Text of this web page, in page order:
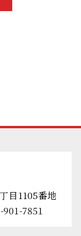
目1105番地
7851